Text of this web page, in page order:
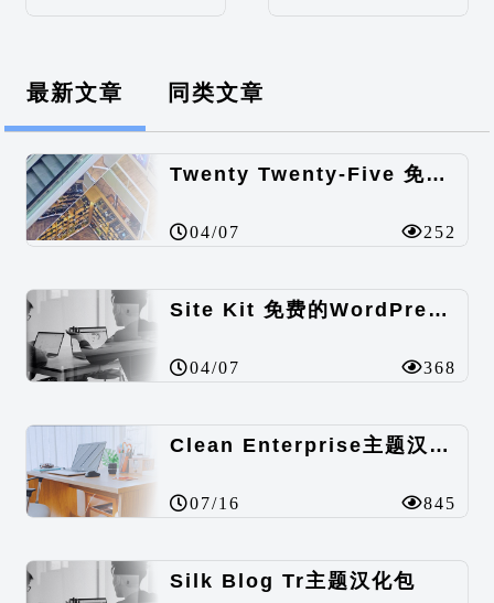
最新文章 同类文章
Twenty Twenty-Five 免费的WordPress内容主题
04/07 252
Site Kit 免费的WordPress数据统计插件
04/07 368
Clean Enterprise主题汉化包
07/16 845
Silk Blog Tr主题汉化包